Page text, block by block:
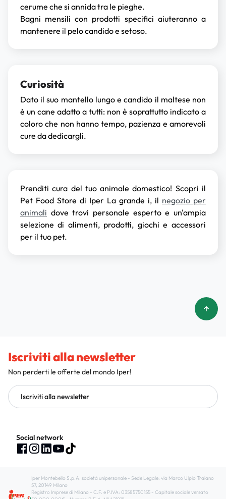
cerume che si annida tra le pieghe.
Bagni mensili con prodotti specifici aiuteranno a
mantenere il pelo candido e setoso.
Curiosità
Dato il suo mantello lungo e candido il maltese non
è un cane adatto a tutti: non è soprattutto indicato a
coloro che non hanno tempo, pazienza e amorevoli
cure da dedicargli.
Prenditi cura del tuo animale domestico! Scopri il
Pet Food Store di Iper La grande i, il negozio per
animali dove trovi personale esperto e un'ampia
selezione di alimenti, prodotti, giochi e accessori
per il tuo pet.
Iscriviti alla newsletter
Non perderti le offerte del mondo Iper!
Iscriviti alla newsletter
Social network
Iper Montebello S.p.A. società unipersonale - Sede Legale: via Marco Ulpio Traiano
57, 20149 Milano
Registro Imprese di Milano - C.F. e P.IVA: 03585750155 - Capitale sociale versato